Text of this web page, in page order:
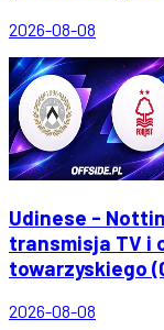
2026-08-08
Udinese -
transmisja TV i
towarzyskiego
2026-08-08